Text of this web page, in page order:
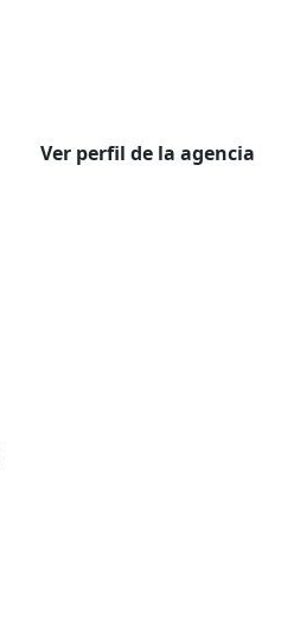
Ver perfil de la agencia